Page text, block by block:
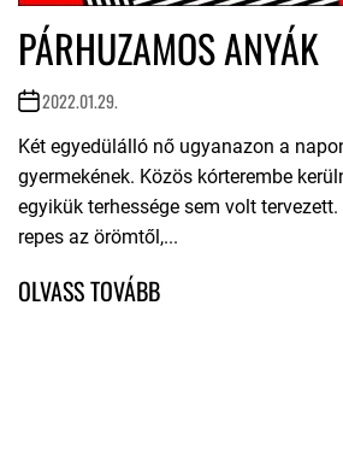
PÁRHUZAMOS ANYÁK
2022.01.29.
Két egyedülálló nő ugyanazon a
gyermekének. Közös kórterembe
egyikük terhessége sem volt
repes az örömtől,...